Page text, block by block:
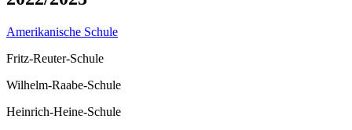
Amerikanische Schule
Fritz-Reuter-Schule
Wilhelm-Raabe-Schule
Heinrich-Heine-Schule